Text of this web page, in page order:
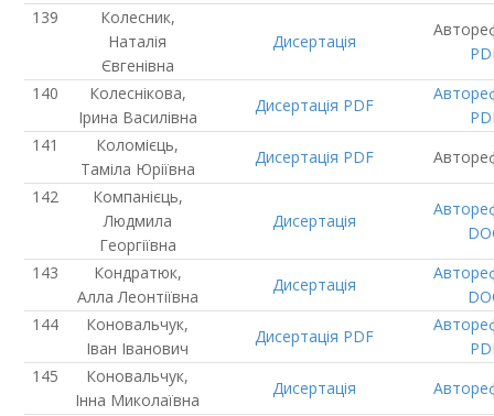
Колесник,
Наталія
Євгенівна
Дисертація
Колеснікова,
Ірина Василівна
Дисертація PDF
Коломієць,
Таміла Юріївна
Дисертація PDF
Компанієць,
Людмила
Георгіївна
Дисертація
Кондратюк,
Алла Леонтіївна
Дисертація
Коновальчук,
Іван Іванович
Дисертація PDF
Коновальчук,
Інна Миколаївна
Дисертація